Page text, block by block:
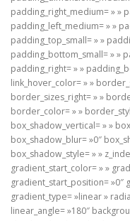
padding_right_medium= » »
padding_left_medium= » »
padding_top_small= » »
padding_bottom_small= » »
padding_right= » »
link_hover_color= » »
border_sizes_right= » »
border_color= » »
box_shadow_vertical= » »
box_shadow_blur= »0″
box_shadow_style= » »
gradient_start_color= » »
gradient_start_position= »0″
gradient_type= »linear »
linear_angle= »180″